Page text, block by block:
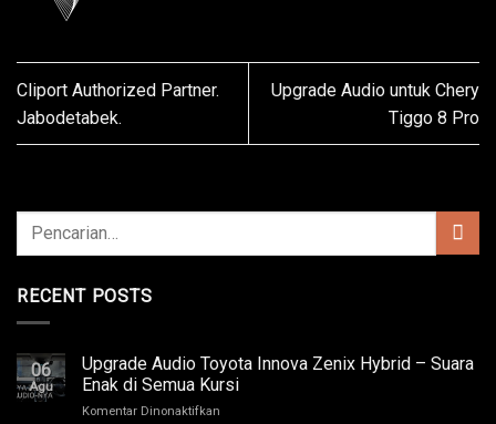
Cliport Authorized Partner.
Jabodetabek.
Upgrade Audio untuk Chery
Tiggo 8 Pro
RECENT POSTS
06
Agu
Upgrade Audio Toyota Innova Zenix Hybrid – Suara
Enak di Semua Kursi
Komentar Dinonaktifkan